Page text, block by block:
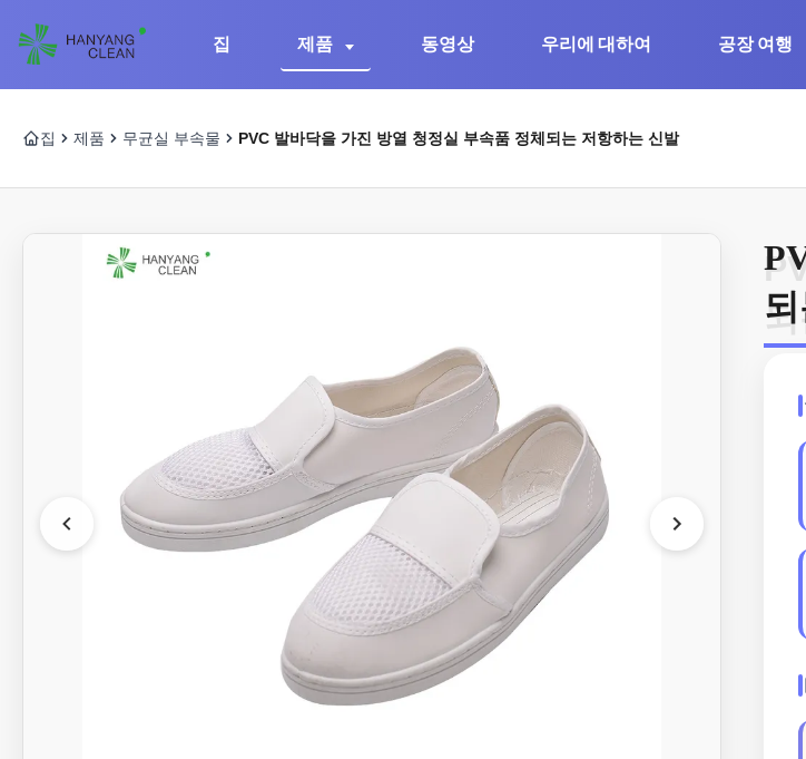
집 제품 동영상 우리에 대하여 공장 여행
집 제품 무균실 부속물 PVC 발바닥을 가진 방열 청정실 부속품 정체되는 저항하는 신발